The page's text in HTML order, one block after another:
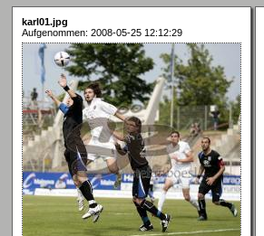
karl01.jpg
Aufgenommen: 2008-05-25 12:12:29